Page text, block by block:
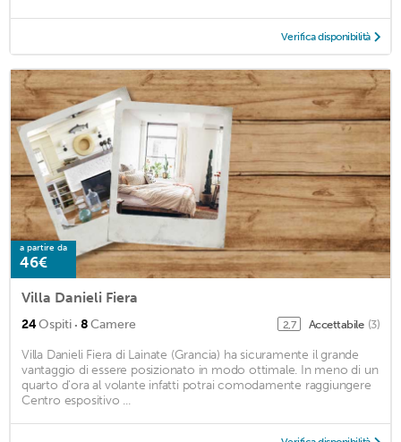
Verifica disponibilità
a partire da
46€
Villa Danieli Fiera
24Ospiti · 8Camere 2,7 Accettabile (3)
Villa Danieli Fiera di Lainate (Grancia) ha sicuramente il grande
vantaggio di essere posizionato in modo ottimale. In meno di un
quarto d'ora al volante infatti potrai comodamente raggiungere
Centro espositivo ...